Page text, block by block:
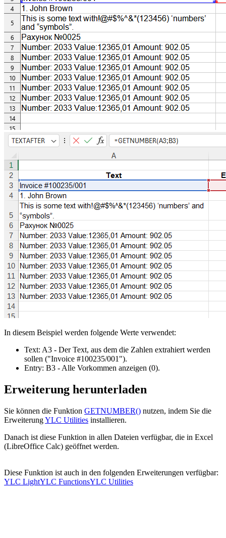
In diesem Beispiel werden folgende Werte verwendet:
Text: A3 - Der Text, aus dem die Zahlen extrahiert werden
sollen ("Invoice #100235/001").
Entry: B3 - Alle Vorkommen anzeigen (0).
Erweiterung herunterladen
Sie können die Funktion GETNUMBER() nutzen, indem Sie die
ErweiterungYLC Utilities installieren.
Danach ist diese Funktion in allen Dateien verfügbar, die in Excel
(LibreOffice Calc) geöffnet werden.
Diese Funktion ist auch in den folgenden Erweiterungen verfügbar:
YLC LightYLC FunctionsYLC Utilities